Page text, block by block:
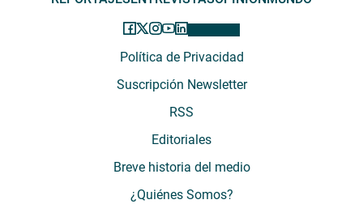
Política de Privacidad
Suscripción Newsletter
RSS
Editoriales
Breve historia del medio
¿Quiénes Somos?